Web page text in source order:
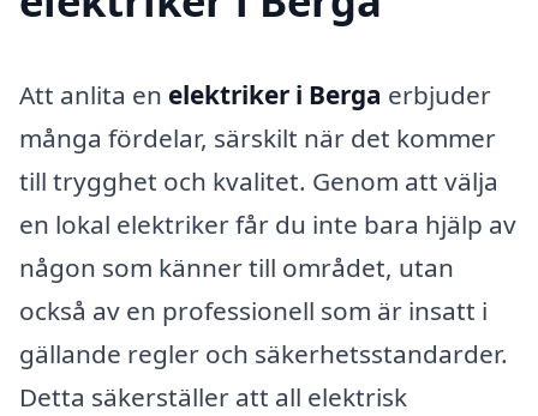
Att anlita en elektriker i Berga erbjuder
många fördelar, särskilt när det kommer
till trygghet och kvalitet. Genom att välja
en lokal elektriker får du inte bara hjälp av
någon som känner till området, utan
också av en professionell som är insatt i
gällande regler och säkerhetsstandarder.
Detta säkerställer att all elektrisk